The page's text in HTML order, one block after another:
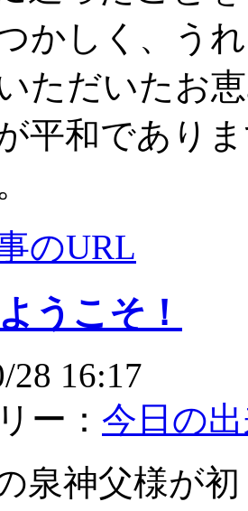
かしく、う
ただいたお
平和であり
のURL
うこそ！
28 16:17
ー： 今日の
泉神父様が